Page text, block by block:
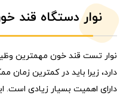
نوار دستگاه قند
نوار تست قند خون مهمترین
دارد، زیرا باید در کمترین
دارای اهمیت بسیار زیادی است.